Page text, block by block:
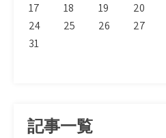
17
18 19 20
24
25 26 27
31
記事一覧